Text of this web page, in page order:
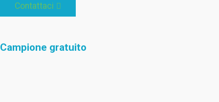
Contattaci
Campione gratuito